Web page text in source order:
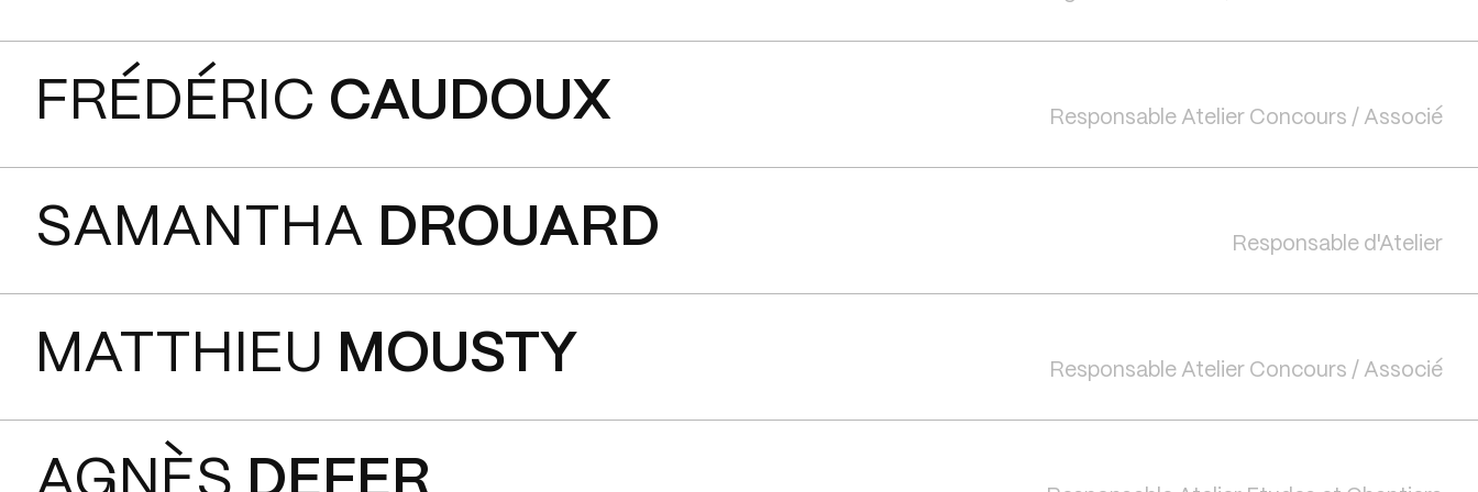
FRÉDÉRIC CAUDOUX Responsable Atelier Concours / Associé
SAMANTHA DROUARD Responsable d'Atelier
MATTHIEU MOUSTY Responsable Atelier Concours / Associé